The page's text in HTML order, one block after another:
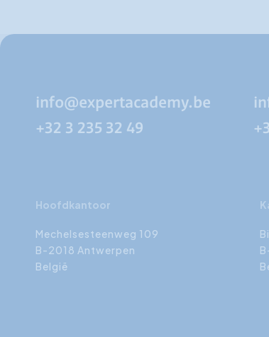
info@expertacademy.be
+32 3 235 32 49
Hoofdkantoor
Mechelsesteenweg 109
B-2018 Antwerpen
België